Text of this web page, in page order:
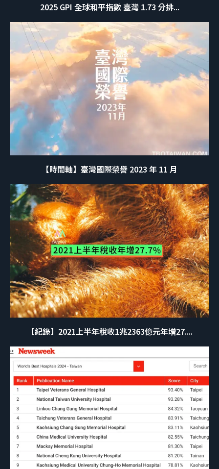
2025 GPI 全球和平指數 臺灣 1.73 分排...
【時間軸】臺灣國際榮譽 2023 年 11 月
【紀錄】2021上半年稅收1兆2363億元年增27....